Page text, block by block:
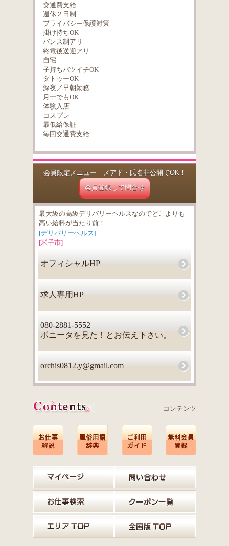
交通費支給
週休２日制
プライバシー保護対策
掛け持ちOK
バンス制アリ
終電後送迎アリ
自宅
子持ちバツイチOK
タトゥーOK
深夜／早朝勤務
月一でもOK
体験入店
コスプレ
最低給保証
毎回交通費支給
会員限定メニュー メアド・氏名非公開でOK！
会員登録して問合せ
最大級の高級デリバリーヘルスなのでどこよりも
高い給料が当たり前！
[デリバリーヘルス]
[米子市]
オフィシャルHP
求人専用HP
080-2881-5552
ボニータを見た！とお伝え下さい。
orchis0812.y@gmail.com
コンテンツ